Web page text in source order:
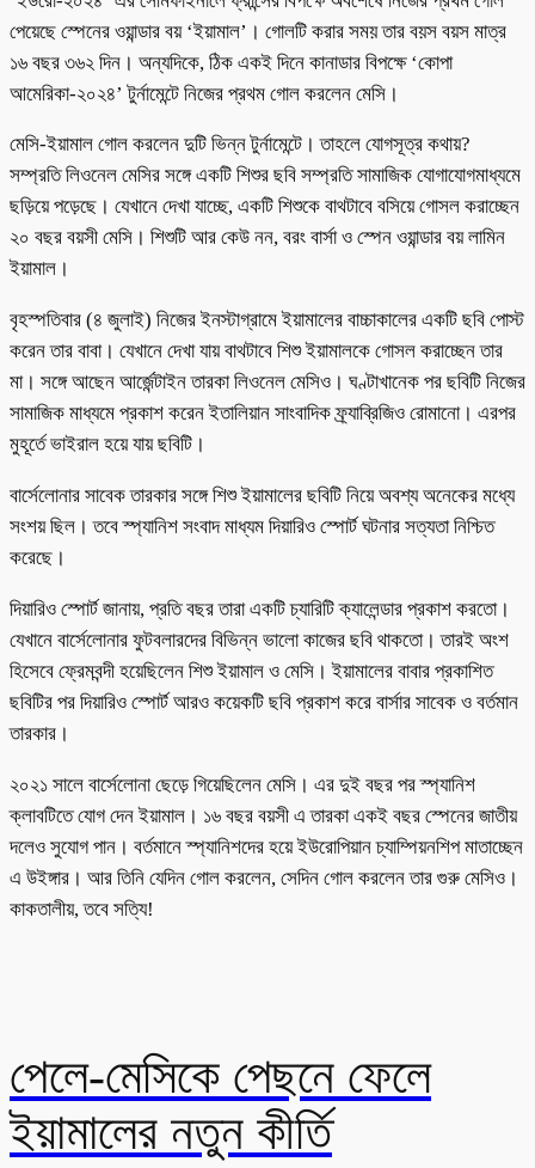
পেয়েছে স্পেনের ওয়ান্ডার বয় ‘ইয়ামাল’। গোলটি করার সময় তার বয়স বয়স মাত্র
১৬ বছর ৩৬২ দিন। অন্যদিকে, ঠিক একই দিনে কানাডার বিপক্ষে ‘কোপা
আমেরিকা-২০২৪’ টুর্নামেন্টে নিজের প্রথম গোল করলেন মেসি।
মেসি-ইয়ামাল গোল করলেন দুটি ভিন্ন টুর্নামেন্টে। তাহলে যোগসূত্র কথায়?
সম্প্রতি লিওনেল মেসির সঙ্গে একটি শিশুর ছবি সম্প্রতি সামাজিক যোগাযোগমাধ্যমে
ছড়িয়ে পড়েছে। যেখানে দেখা যাচ্ছে, একটি শিশুকে বাথটাবে বসিয়ে গোসল করাচ্ছেন
২০ বছর বয়সী মেসি। শিশুটি আর কেউ নন, বরং বার্সা ও স্পেন ওয়ান্ডার বয় লামিন
ইয়ামাল।
বৃহস্পতিবার (৪ জুলাই) নিজের ইনস্টাগ্রামে ইয়ামালের বাচ্চাকালের একটি ছবি পোস্ট
করেন তার বাবা। যেখানে দেখা যায় বাথটাবে শিশু ইয়ামালকে গোসল করাচ্ছেন তার
মা। সঙ্গে আছেন আর্জেন্টাইন তারকা লিওনেল মেসিও। ঘণ্টাখানেক পর ছবিটি নিজের
সামাজিক মাধ্যমে প্রকাশ করেন ইতালিয়ান সাংবাদিক ফ্র্যাব্রিজিও রোমানো। এরপর
মুহূর্তে ভাইরাল হয়ে যায় ছবিটি।
বার্সেলোনার সাবেক তারকার সঙ্গে শিশু ইয়ামালের ছবিটি নিয়ে অবশ্য অনেকের মধ্যে
সংশয় ছিল। তবে স্প্যানিশ সংবাদ মাধ্যম দিয়ারিও স্পোর্ট ঘটনার সত্যতা নিশ্চিত
করেছে।
দিয়ারিও স্পোর্ট জানায়, প্রতি বছর তারা একটি চ্যারিটি ক্যালেন্ডার প্রকাশ করতো।
যেখানে বার্সেলোনার ফুটবলারদের বিভিন্ন ভালো কাজের ছবি থাকতো। তারই অংশ
হিসেবে ফ্রেমবন্দী হয়েছিলেন শিশু ইয়ামাল ও মেসি। ইয়ামালের বাবার প্রকাশিত
ছবিটির পর দিয়ারিও স্পোর্ট আরও কয়েকটি ছবি প্রকাশ করে বার্সার সাবেক ও বর্তমান
তারকার।
২০২১ সালে বার্সেলোনা ছেড়ে গিয়েছিলেন মেসি। এর দুই বছর পর স্প্যানিশ
ক্লাবটিতে যোগ দেন ইয়ামাল। ১৬ বছর বয়সী এ তারকা একই বছর স্পেনের জাতীয়
দলেও সুযোগ পান। বর্তমানে স্প্যানিশদের হয়ে ইউরোপিয়ান চ্যাম্পিয়নশিপ মাতাচ্ছেন
এ উইঙ্গার। আর তিনি যেদিন গোল করলেন, সেদিন গোল করলেন তার গুরু মেসিও।
কাকতালীয়, তবে সত্যি!
পেলে-মেসিকে পেছনে ফেলে
ইয়ামালের নতুন কীর্তি